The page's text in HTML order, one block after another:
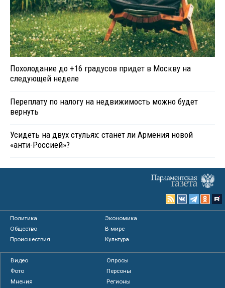
Похолодание до +16 градусов придет в Москву на
следующей неделе
Переплату по налогу на недвижимость можно будет
вернуть
Усидеть на двух стульях: станет ли Армения новой
«анти-Россией»?
Политика
Экономика
Общество
В мире
Происшествия
Культура
Видео
Опросы
Фото
Персоны
Мнения
Регионы